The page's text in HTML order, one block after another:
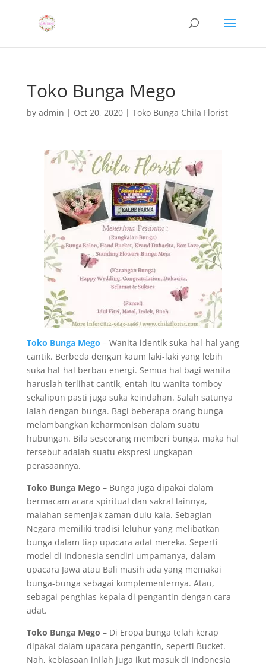
Toko Bunga Mego
by admin | Oct 20, 2020| Toko Bunga Chila Florist
Toko Bunga Mego – Wanita identik suka hal-hal yang
cantik. Berbeda dengan kaum laki-laki yang lebih
suka hal-hal berbau energi. Semua hal bagi wanita
haruslah terlihat cantik, entah itu wanita tomboy
sekalipun pasti juga suka keindahan. Salah satunya
ialah dengan bunga. Bagi beberapa orang bunga
melambangkan keharmonisan dalam suatu
hubungan. Bila seseorang memberi bunga, maka hal
tersebut adalah suatu ekspresi ungkapan
perasaannya.
Toko Bunga Mego – Bunga juga dipakai dalam
bermacam acara spiritual dan sakral lainnya,
malahan semenjak zaman dulu kala. Sebagian
Negara memiliki tradisi leluhur yang melibatkan
bunga dalam tiap upacara adat mereka. Seperti
model di Indonesia sendiri umpamanya, dalam
upacara Jawa atau Bali masih ada yang memakai
bunga-bunga sebagai komplementernya. Atau,
sebagai penghias kepala di pengantin dengan cara
adat.
Toko Bunga Mego – Di Eropa bunga telah kerap
dipakai dalam upacara pengantin, seperti Bucket.
Nah, kebiasaan inilah juga ikut masuk di Indonesia